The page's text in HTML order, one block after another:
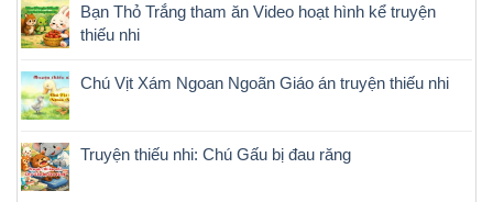
Bạn Thỏ Trắng tham ăn Video hoạt hình kể truyện
thiếu nhi
Chú Vịt Xám Ngoan Ngoãn Giáo án truyện thiếu nhi
Truyện thiếu nhi: Chú Gấu bị đau răng